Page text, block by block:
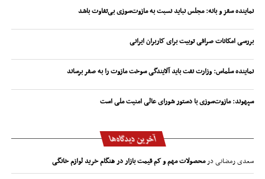
نماینده سقز و بانه: مجلس نباید نسبت به مازوت‌سوزی بی‌تفاوت باشد
بررسی امکانات صرافی توبیت برای کاربران ایرانی
نماینده سلماس: وزارت نفت باید آلایندگی سوخت مازوت را به صفر برساند
سپهوند:‌ مازوت‌سوزی با دستور شورای عالی امنیت ملی است
آخرین دیدگاه‌ها
سعدی رمضانیدرمحصولات مهم و کم قیمت بازار در هنگام خرید لوازم خانگی